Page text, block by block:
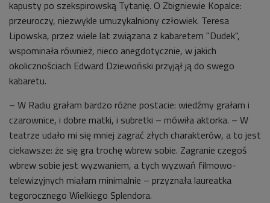
kapusty po szekspirowską Tytanię. O Zbigniewie Kopalce:
przeuroczy, niezwykle umuzykalniony człowiek. Teresa
Lipowska, przez wiele lat związana z kabaretem "Dudek",
wspominała również, nieco anegdotycznie, w jakich
okolicznościach Edward Dziewoński przyjął ją do swego
kabaretu.
– W Radiu grałam bardzo różne postacie: wiedźmy grałam i
czarownice, i dobre matki, i subretki – mówiła aktorka. – W
teatrze udało mi się mniej zagrać złych charakterów, a to jest
ciekawsze: że się gra trochę wbrew sobie. Zagranie czegoś
wbrew sobie jest wyzwaniem, a tych wyzwań filmowo-
telewizyjnych miałam minimalnie – przyznała laureatka
tegorocznego Wielkiego Splendora.